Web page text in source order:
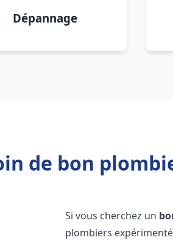
Dépannage
de bon
Si vous cherchez un
plombiers